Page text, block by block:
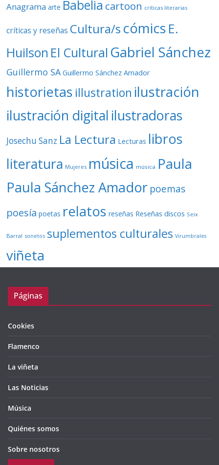
Anagrama arte Babelia cartoon críticas literarias
críticas y reseñas Cultura/s cómics E.
Huilson El Cultural Gabriel Sánchez
Guillermo SA Guillermo Sánchez Amador
historietas illustration ilustración
ilustración digital ilustradoras
Josechu Sanz La Lectura Lecturas libros
literatura Mujeres música música Paula
Paula Sánchez Amador poemas
poesía poetas relatos reseñas Reseñas discos Seix
Barral sonetos suplementos culturales Virumbrales
viñeta
Páginas
Cookies
Flamenco
La viñeta
Las Noticias
Música
Quiénes somos
Sobre nosotros